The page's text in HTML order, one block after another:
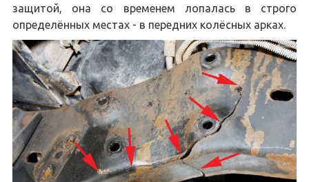
защитой, она со временем лопалась в строго
определённых местах - в передних колёсных арках.